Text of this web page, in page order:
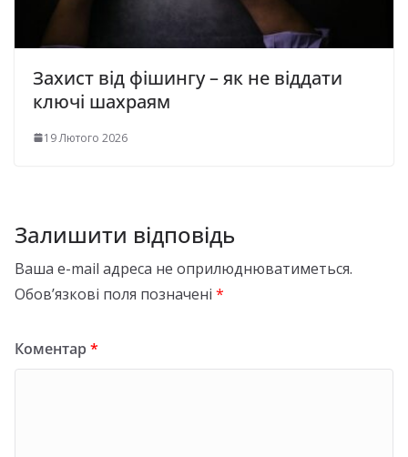
Захист від фішингу – як не віддати
ключі шахраям
19 Лютого 2026
Залишити відповідь
Ваша e-mail адреса не оприлюднюватиметься.
Обов’язкові поля позначені *
Коментар*